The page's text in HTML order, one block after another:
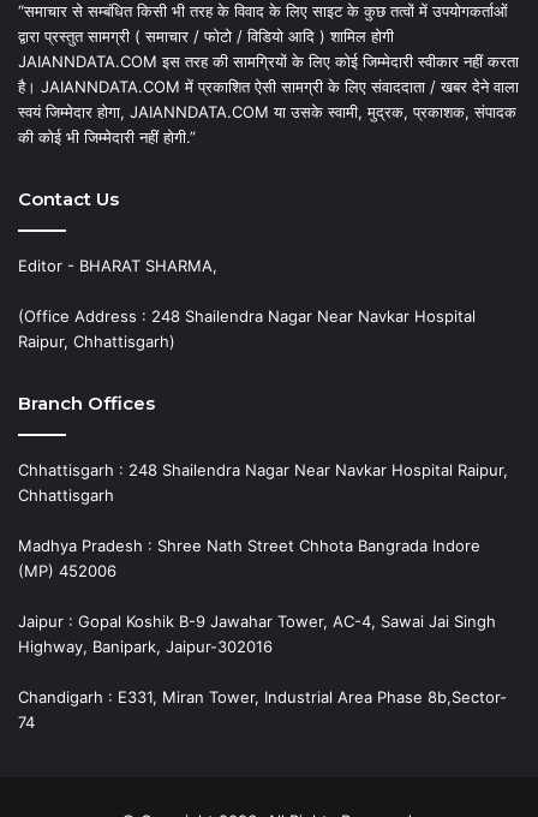
“समाचार से सम्बंधित किसी भी तरह के विवाद के लिए साइट के कुछ तत्वों में उपयोगकर्ताओं
द्वारा प्रस्तुत सामग्री ( समाचार / फोटो / विडियो आदि ) शामिल होगी
JAIANNDATA.COM इस तरह की सामग्रियों के लिए कोई जिम्मेदारी स्वीकार नहीं करता
है। JAIANNDATA.COM में प्रकाशित ऐसी सामग्री के लिए संवाददाता / खबर देने वाला
स्वयं जिम्मेदार होगा, JAIANNDATA.COM या उसके स्वामी, मुद्रक, प्रकाशक, संपादक
की कोई भी जिम्मेदारी नहीं होगी.”
Contact Us
Editor - BHARAT SHARMA,
(Office Address : 248 Shailendra Nagar Near Navkar Hospital
Raipur, Chhattisgarh)
Branch Offices
Chhattisgarh : 248 Shailendra Nagar Near Navkar Hospital Raipur,
Chhattisgarh
Madhya Pradesh : Shree Nath Street Chhota Bangrada Indore
(MP) 452006
Jaipur : Gopal Koshik B-9 Jawahar Tower, AC-4, Sawai Jai Singh
Highway, Banipark, Jaipur-302016
Chandigarh : E331, Miran Tower, Industrial Area Phase 8b,Sector-
74